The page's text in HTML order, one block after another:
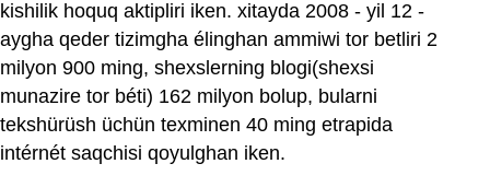
kishilik hoquq aktipliri iken. xitayda 2008 - yil 12 -
aygha qeder tizimgha élinghan ammiwi tor betliri 2
milyon 900 ming, shexslerning blogi(shexsi
munazire tor béti) 162 milyon bolup, bularni
tekshürüsh üchün texminen 40 ming etrapida
intérnét saqchisi qoyulghan iken.